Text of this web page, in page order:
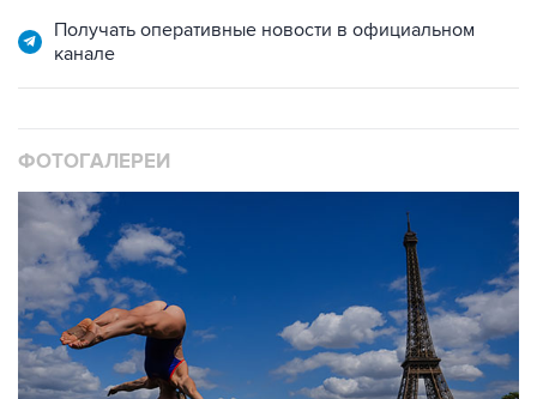
Получать оперативные новости в официальном
канале
ФОТОГАЛЕРЕИ